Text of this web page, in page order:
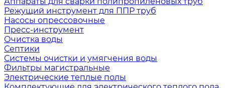
Режущий инструмент для ППР труб
Насосы опрессовочные
Пресс-инструмент
Очистка воды
Септики
Системы очистки и умягчения воды
Фильтры магистральные
Электрические теплые полы